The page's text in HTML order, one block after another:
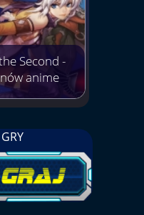
Second -
anime